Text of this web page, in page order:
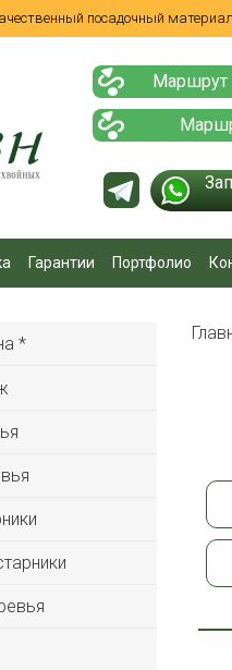
посадочный
Маршрут
Гарантии Портфолио
*